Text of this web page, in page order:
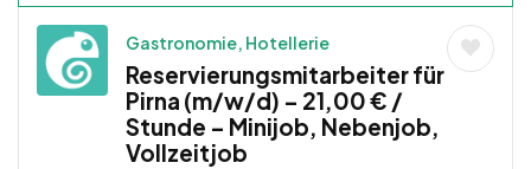
Gastronomie, Hotellerie
Reservierungsmitarbeiter für
Pirna (m/w/d) – 21,00 € /
Stunde – Minijob, Nebenjob,
Vollzeitjob